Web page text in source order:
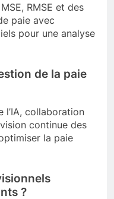
RMSE et des
paie avec
pour une analyse
de la paie
l’IA, collaboration
continue des
la paie
?